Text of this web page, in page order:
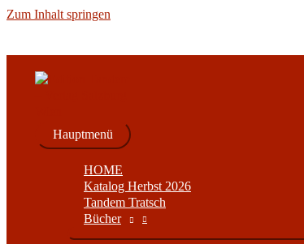
Zum Inhalt springen
Hauptmenü
HOME
Katalog Herbst 2026
Tandem Tratsch
Bücher